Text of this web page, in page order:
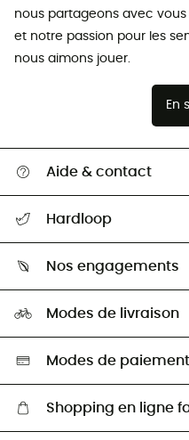
nous partageons avec
et notre passion pour les
nous aimons jouer.
En
Aide & contact
Retour & remboursement
Guide des tailles
Seconde Main
Aide & Contact
Hardloop
HardGuides
Nos engagements
Sélection éco-responsable
Modes de livraison
Modes de paiement
Shopping en ligne